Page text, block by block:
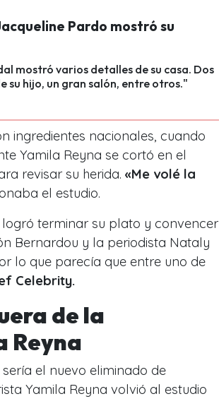
Pardo mostró su
mostró varios detalles de su casa. Dos
su hijo, un gran salón, entre otros."
ingredientes nacionales, cuando
Yamila Reyna se cortó en el
revisar su herida. «Me volé la
el estudio.
terminar su plato y convencer
Bernardou y la periodista Nataly
lo que parecía que entre uno de
Celebrity.
de la
Reyna
el nuevo eliminado de
Yamila Reyna volvió al estudio